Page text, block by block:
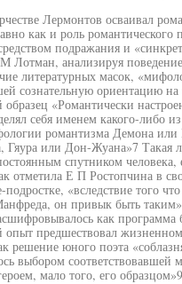
Лермонтов осваивал
как и роль романтического
подражания и
Лотман, анализируя
литературных масок,
сознательную ориентацию
образец «Романтически
себя именем какого-либо
романтизма Демона или
Гяура или Дон-Жуана»7 Такая
спутником человека,
отметила Е П Ростопчина в
«вследствие того
он привык быть
как программа
опыт предшествовал
решение юного поэта
выбором
мало того, его образцом»9